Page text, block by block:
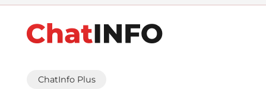
ChatInfo Plus